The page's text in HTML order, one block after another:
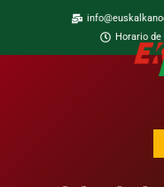
Horario